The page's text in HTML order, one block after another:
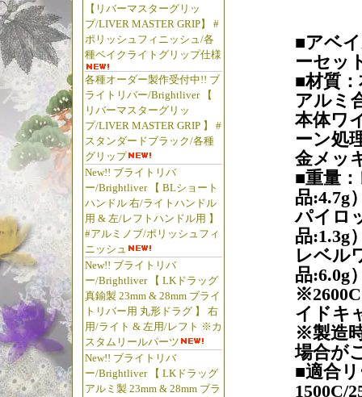
【リバーマスターグリッ
プ/LIVER MASTER GRIP】 #
ポリッシュフィニッシュ/各
種ベイクライトグリップ仕様
各種オーダー製作受付中!! ブ
ライトリバー/Brightliver 【
リバーマスターグリッ
プ/LIVER MASTER GRIP 】 #
スタンダードブラック/各種
グリップ
New!! ブライトリバ
ー/Brightliver 【 BLショート
ハンドル 右/ライトハンドル
用 & 左/レフトハンドル用 】
#アルミノブ/ポリッシュフィ
ニッシュ
New!! ブライトリバ
ー/Brightliver 【 LKドラッグ
真鍮製 23mm & 28mm ブライ
トリバー用 丸形ドラグ 】 右
用/ライト & 左用/レフト ※カ
スタムリールパーツ
New!! ブライトリバ
ー/Brightliver 【 LKドラッグ
アルミ製 23mm & 28mm ブラ
■アベ
ーセッ
■材質
アルミ
本体ワ
ーン処
金メッ
■重量
品:4.7g
パイロ
品:1.3g
レベル
品:6.0g
イドキ
※製造
場合が
■適合
1500C/